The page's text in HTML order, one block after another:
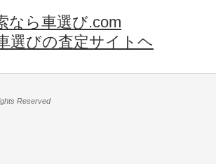
なら車選び.com
選びの査定サイトヘ
Reserved